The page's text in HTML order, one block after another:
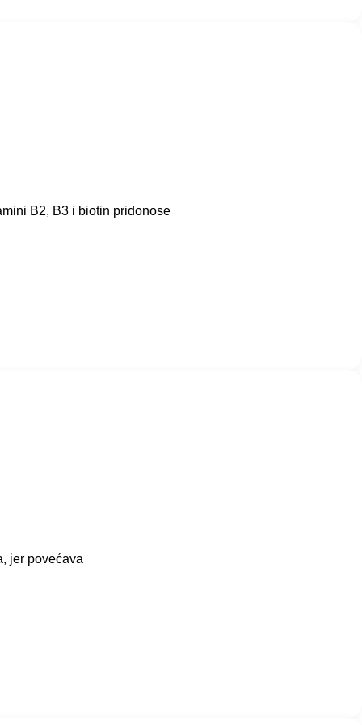
B2, B3 i biotin pridonose
jer povećava